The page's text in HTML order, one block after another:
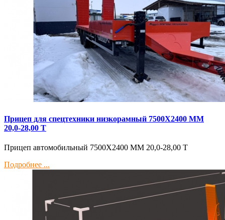
Прицеп для спецтехники низкорамный 7500Х2400 ММ
20,0-28,00 Т
Прицеп автомобильный 7500Х2400 ММ 20,0-28,00 Т
Подробнее ...